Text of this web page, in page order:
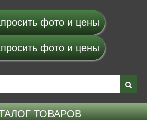
фото и цены
фото и цены
ТОВАРОВ